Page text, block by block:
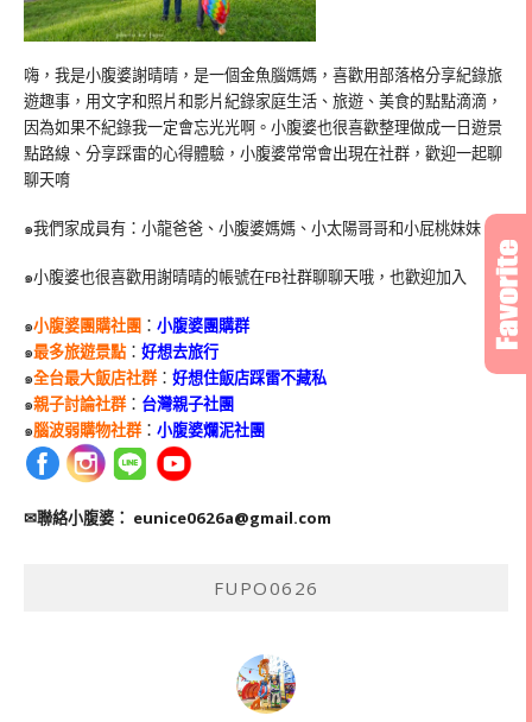
嗨，我是小腹婆謝晴晴，是一個金魚腦媽媽，喜歡用部落格分享紀錄旅
遊趣事，用文字和照片和影片紀錄家庭生活、旅遊、美食的點點滴滴，
因為如果不紀錄我一定會忘光光啊。小腹婆也很喜歡整理做成一日遊景
點路線、分享踩雷的心得體驗，小腹婆常常會出現在社群，歡迎一起聊
聊天唷
๑我們家成員有：小龍爸爸、小腹婆媽媽、小太陽哥哥和小屁桃妹妹
๑小腹婆也很喜歡用謝晴晴的帳號在FB社群聊聊天哦，也歡迎加入
๑小腹婆團購社團 ： 小腹婆團購群
๑最多旅遊景點： 好想去旅行
๑全台最大飯店社群： 好想住飯店踩雷不藏私
๑親子討論社群： 台灣親子社團
๑腦波弱購物社群： 小腹婆爛泥社團
✉聯絡小腹婆： eunice0626a@gmail.com
FUPO0626